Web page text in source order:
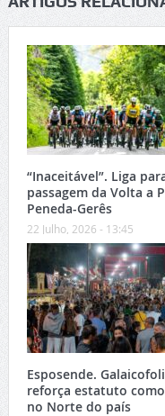
“Inaceitável”. Liga
passagem da Volta a
Peneda-Gerês
22 Julho, 2026 - 13:45
Esposende.
reforça estatuto
no Norte do país